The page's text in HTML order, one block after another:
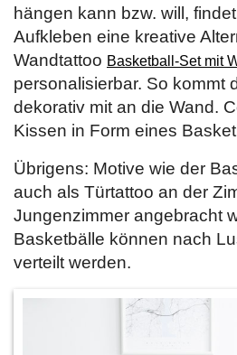
hängen kann bzw. will,
Aufkleben eine kreative
Wandtattoo Basketball-Set mit
personalisierbar. So kommt
dekorativ mit an die Wand.
Kissen in Form eines
Übrigens: Motive wie der
auch als Türtattoo an der
Jungenzimmer angebracht
Basketbälle können nach
verteilt werden.